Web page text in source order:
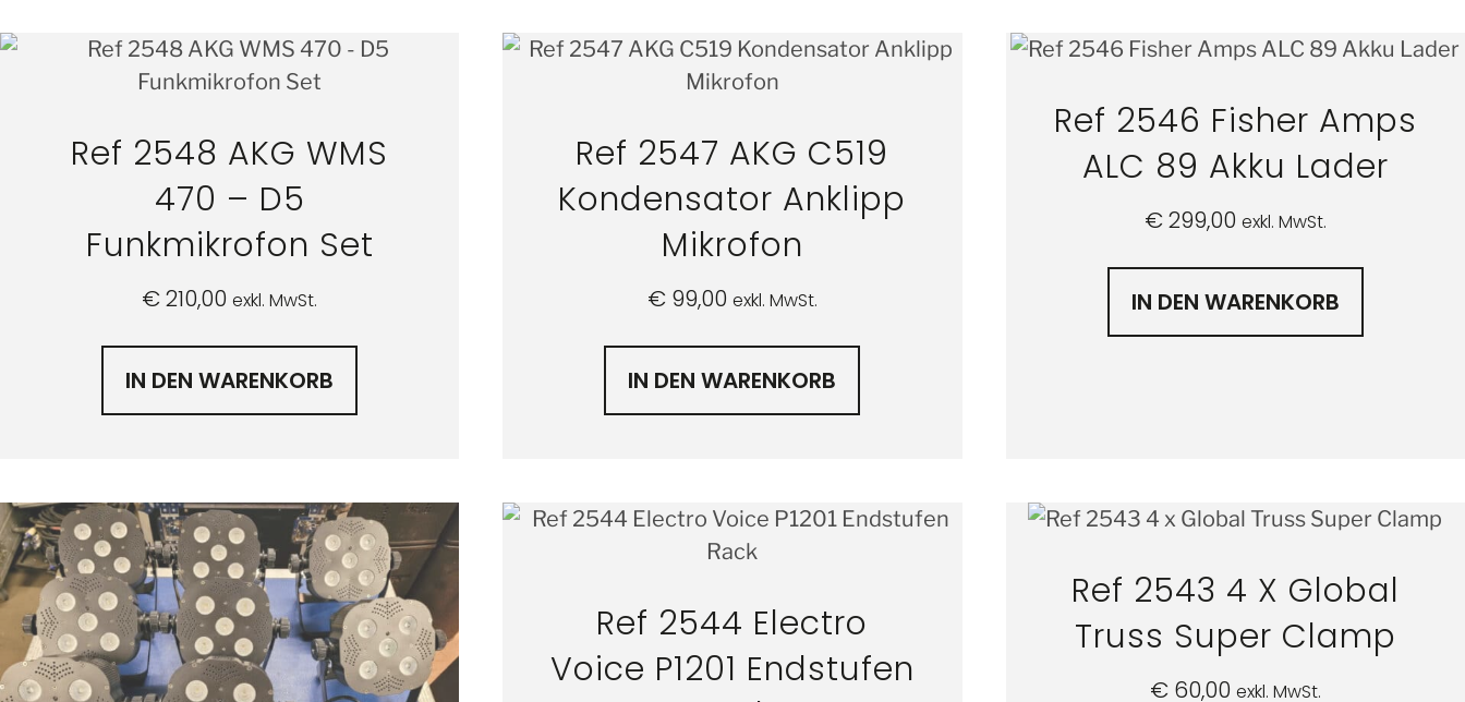
Ref 2548 AKG WMS
470 – D5
Funkmikrofon Set
€210,00 exkl. MwSt.
IN DEN WARENKORB
Ref 2547 AKG C519
Kondensator Anklipp
Mikrofon
€99,00 exkl. MwSt.
IN DEN WARENKORB
Ref 2546 Fisher Amps
ALC 89 Akku Lader
€299,00 exkl. MwSt.
IN DEN WARENKORB
Ref 2544 Electro
Voice P1201 Endstufen
Ref 2543 4 X Global
Truss Super Clamp
€60,00 exkl. MwSt.